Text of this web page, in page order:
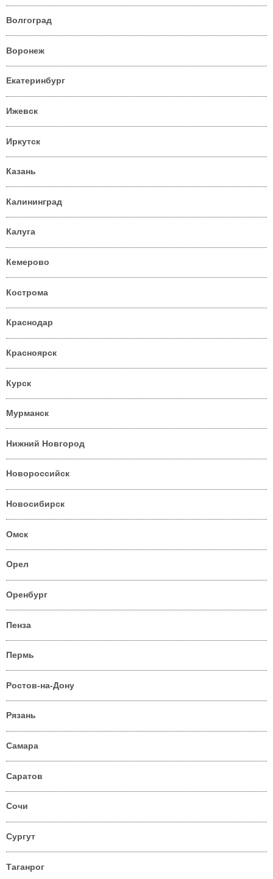
Волгоград
Воронеж
Екатеринбург
Ижевск
Иркутск
Казань
Калининград
Калуга
Кемерово
Кострома
Краснодар
Красноярск
Курск
Мурманск
Нижний Новгород
Новороссийск
Новосибирск
Омск
Орел
Оренбург
Пенза
Пермь
Ростов-на-Дону
Рязань
Самара
Саратов
Сочи
Сургут
Таганрог